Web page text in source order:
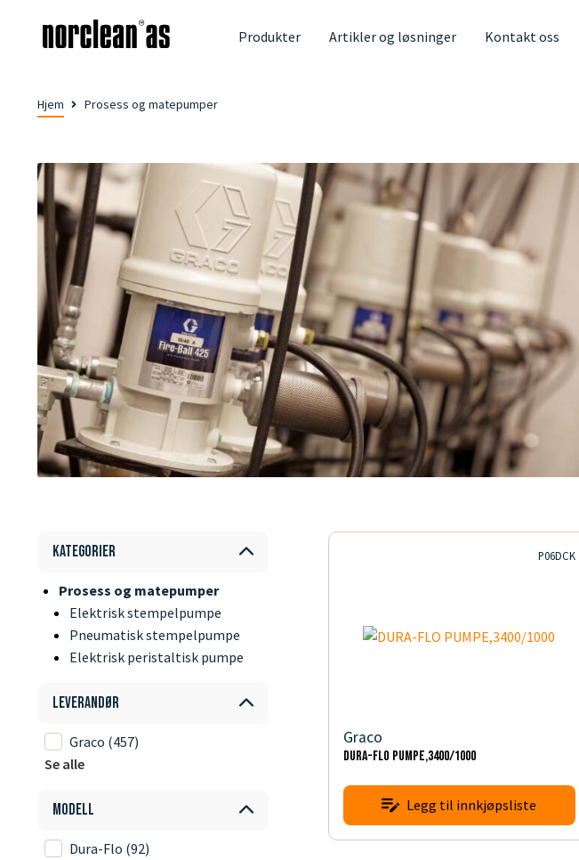
Produkter Artikler og løsninger Kontakt oss
Hjem Prosess og matepumper
Kategorier
Prosess og matepumper
Elektrisk stempelpumpe
Pneumatisk stempelpumpe
Elektrisk peristaltisk pumpe
Leverandør
Graco (457)
Se alle
Modell
Dura-Flo (92)
P06DCK
Graco
DURA-FLO PUMPE,3400/1000
Legg til innkjøpsliste